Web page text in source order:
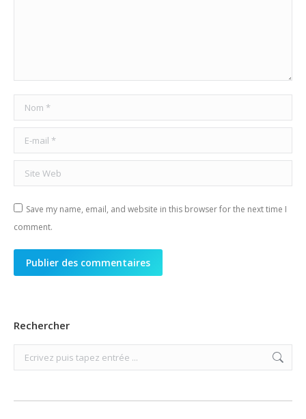
Nom *
E-mail *
Site Web
Save my name, email, and website in this browser for the next time I
comment.
Publier des commentaires
Rechercher
Search: